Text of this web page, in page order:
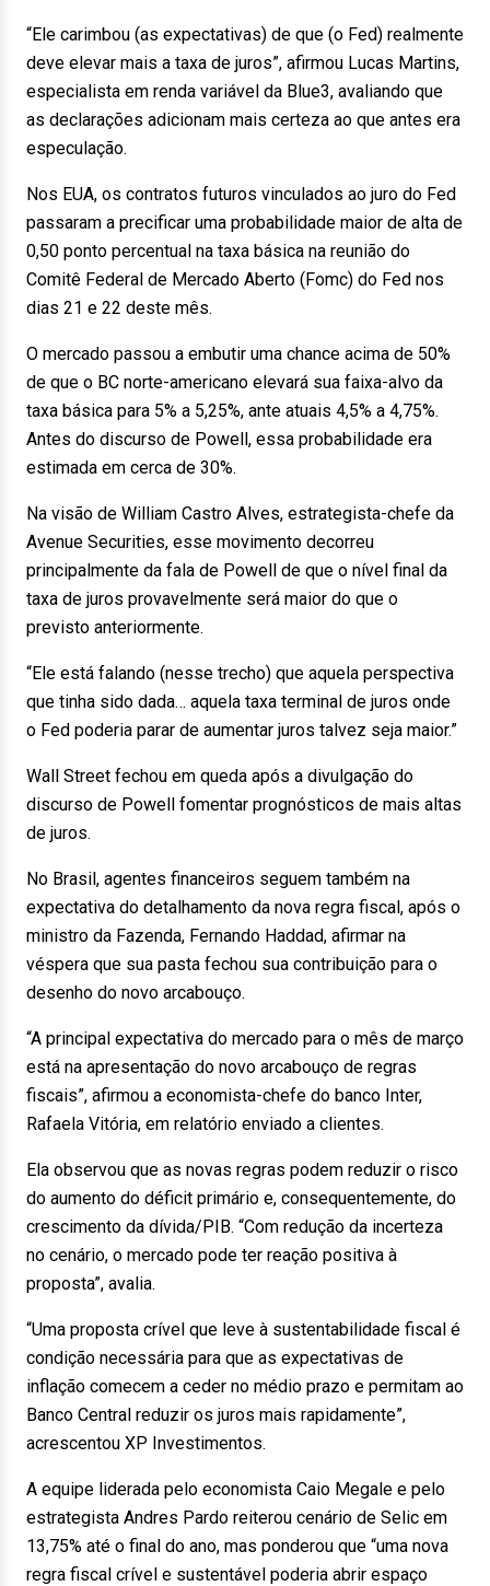
“Ele carimbou (as expectativas) de que (o Fed) realmente
deve elevar mais a taxa de juros”, afirmou Lucas Martins,
especialista em renda variável da Blue3, avaliando que
as declarações adicionam mais certeza ao que antes era
especulação.
Nos EUA, os contratos futuros vinculados ao juro do Fed
passaram a precificar uma probabilidade maior de alta de
0,50 ponto percentual na taxa básica na reunião do
Comitê Federal de Mercado Aberto (Fomc) do Fed nos
dias 21 e 22 deste mês.
O mercado passou a embutir uma chance acima de 50%
de que o BC norte-americano elevará sua faixa-alvo da
taxa básica para 5% a 5,25%, ante atuais 4,5% a 4,75%.
Antes do discurso de Powell, essa probabilidade era
estimada em cerca de 30%.
Na visão de William Castro Alves, estrategista-chefe da
Avenue Securities, esse movimento decorreu
principalmente da fala de Powell de que o nível final da
taxa de juros provavelmente será maior do que o
previsto anteriormente.
“Ele está falando (nesse trecho) que aquela perspectiva
que tinha sido dada… aquela taxa terminal de juros onde
o Fed poderia parar de aumentar juros talvez seja maior.”
Wall Street fechou em queda após a divulgação do
discurso de Powell fomentar prognósticos de mais altas
de juros.
No Brasil, agentes financeiros seguem também na
expectativa do detalhamento da nova regra fiscal, após o
ministro da Fazenda, Fernando Haddad, afirmar na
véspera que sua pasta fechou sua contribuição para o
desenho do novo arcabouço.
“A principal expectativa do mercado para o mês de março
está na apresentação do novo arcabouço de regras
fiscais”, afirmou a economista-chefe do banco Inter,
Rafaela Vitória, em relatório enviado a clientes.
Ela observou que as novas regras podem reduzir o risco
do aumento do déficit primário e, consequentemente, do
crescimento da dívida/PIB. “Com redução da incerteza
no cenário, o mercado pode ter reação positiva à
proposta”, avalia.
“Uma proposta crível que leve à sustentabilidade fiscal é
condição necessária para que as expectativas de
inflação comecem a ceder no médio prazo e permitam ao
Banco Central reduzir os juros mais rapidamente”,
acrescentou XP Investimentos.
A equipe liderada pelo economista Caio Megale e pelo
estrategista Andres Pardo reiterou cenário de Selic em
13,75% até o final do ano, mas ponderou que “uma nova
regra fiscal crível e sustentável poderia abrir espaço